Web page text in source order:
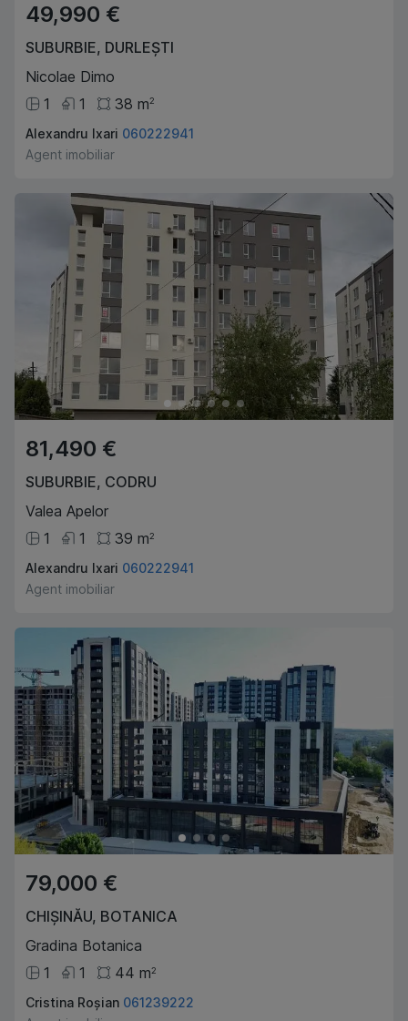
49,990 €
SUBURBIE, DURLEȘTI
Nicolae Dimo
1
1 38 m2
Alexandru Ixari 060222941
Agent imobiliar
81,490 €
SUBURBIE, CODRU
Valea Apelor
1
1 39 m2
Alexandru Ixari 060222941
Agent imobiliar
79,000 €
CHIȘINĂU, BOTANICA
Gradina Botanica
1
1 44 m2
Cristina Roșian 061239222